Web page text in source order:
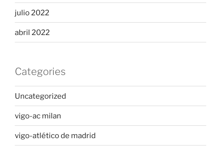
julio 2022
abril 2022
Categories
Uncategorized
vigo-ac milan
vigo-atlético de madrid